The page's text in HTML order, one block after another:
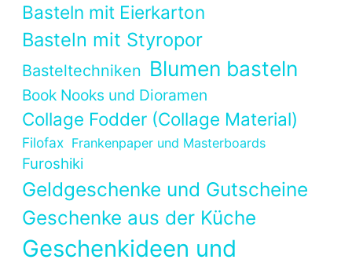
Basteln mit Eierkarton
Basteln mit Styropor
Basteltechniken Blumen basteln
Book Nooks und Dioramen
Collage Fodder (Collage Material)
Filofax Frankenpaper und Masterboards
Furoshiki
Geldgeschenke und Gutscheine
Geschenke aus der Küche
Geschenkideen und